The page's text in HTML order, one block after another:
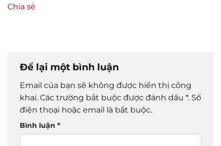
Chia sẻ
Để lại một bình luận
Email của bạn sẽ không được hiển thị công
khai. Các trường bắt buộc được đánh dấu *. Số
điện thoại hoặc email là bắt buộc.
Bình luận *